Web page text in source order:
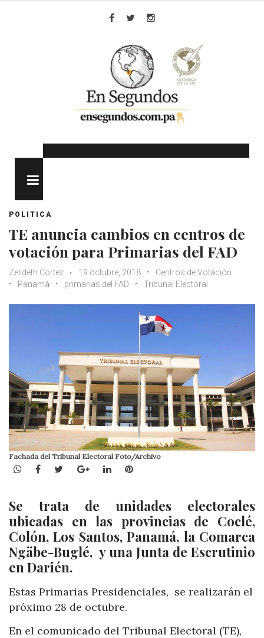
POLITICA
TE anuncia cambios en centros de
votación para Primarias del FAD
Zelideth Cortez 19 octubre, 2018
Centros de Votación
Panamá
primarias del FAD Tribunal Electoral
Fachada del Tribunal Electoral Foto/Archivo
WhatsApp
Facebook
TwitterGoogle+LinkedInPinterest
Se trata de unidades electorales
ubicadas en las provincias de Coclé,
Colón, Los Santos, Panamá, la Comarca
Ngäbe-Buglé, y una Junta de Escrutinio
en Darién.
Estas Primarias Presidenciales, se realizarán el
próximo 28 de octubre.
En el comunicado del Tribunal Electoral (TE),